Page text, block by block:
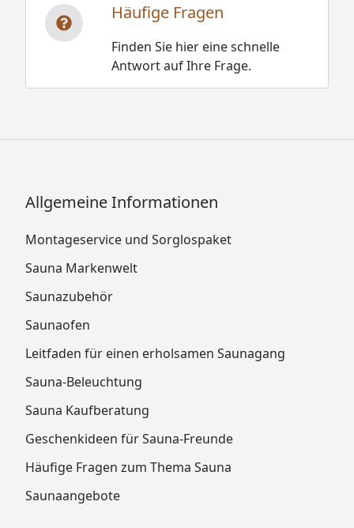
Häufige Fragen
Finden Sie hier eine schnelle
Antwort auf Ihre Frage.
Allgemeine Informationen
Montageservice und Sorglospaket
Sauna Markenwelt
Saunazubehör
Saunaofen
Leitfaden für einen erholsamen Saunagang
Sauna-Beleuchtung
Sauna Kaufberatung
Geschenkideen für Sauna-Freunde
Häufige Fragen zum Thema Sauna
Saunaangebote